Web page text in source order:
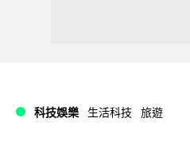
科技娛樂 生活科技 旅遊